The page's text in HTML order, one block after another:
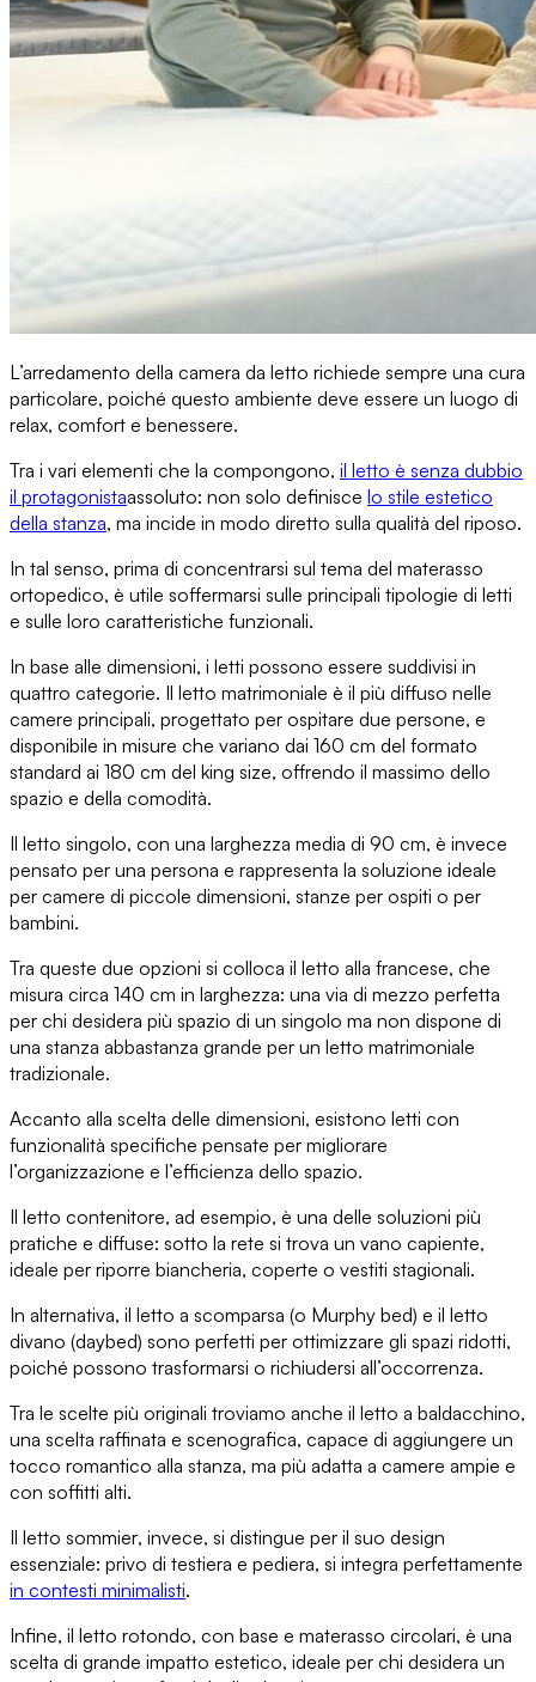
L’arredamento della camera da letto richiede sempre una cura
particolare, poiché questo ambiente deve essere un luogo di
relax, comfort e benessere.
Tra i vari elementi che la compongono, il letto è senza dubbio
il protagonistaassoluto: non solo definisce lo stile estetico
della stanza, ma incide in modo diretto sulla qualità del riposo.
In tal senso, prima di concentrarsi sul tema del materasso
ortopedico, è utile soffermarsi sulle principali tipologie di letti
e sulle loro caratteristiche funzionali.
In base alle dimensioni, i letti possono essere suddivisi in
quattro categorie. Il letto matrimoniale è il più diffuso nelle
camere principali, progettato per ospitare due persone, e
disponibile in misure che variano dai 160 cm del formato
standard ai 180 cm del king size, offrendo il massimo dello
spazio e della comodità.
Il letto singolo, con una larghezza media di 90 cm, è invece
pensato per una persona e rappresenta la soluzione ideale
per camere di piccole dimensioni, stanze per ospiti o per
bambini.
Tra queste due opzioni si colloca il letto alla francese, che
misura circa 140 cm in larghezza: una via di mezzo perfetta
per chi desidera più spazio di un singolo ma non dispone di
una stanza abbastanza grande per un letto matrimoniale
tradizionale.
Accanto alla scelta delle dimensioni, esistono letti con
funzionalità specifiche pensate per migliorare
l’organizzazione e l’efficienza dello spazio.
Il letto contenitore, ad esempio, è una delle soluzioni più
pratiche e diffuse: sotto la rete si trova un vano capiente,
ideale per riporre biancheria, coperte o vestiti stagionali.
In alternativa, il letto a scomparsa (o Murphy bed) e il letto
divano (daybed) sono perfetti per ottimizzare gli spazi ridotti,
poiché possono trasformarsi o richiudersi all’occorrenza.
Tra le scelte più originali troviamo anche il letto a baldacchino,
una scelta raffinata e scenografica, capace di aggiungere un
tocco romantico alla stanza, ma più adatta a camere ampie e
con soffitti alti.
Il letto sommier, invece, si distingue per il suo design
essenziale: privo di testiera e pediera, si integra perfettamente
in contesti minimalisti.
Infine, il letto rotondo, con base e materasso circolari, è una
scelta di grande impatto estetico, ideale per chi desidera un